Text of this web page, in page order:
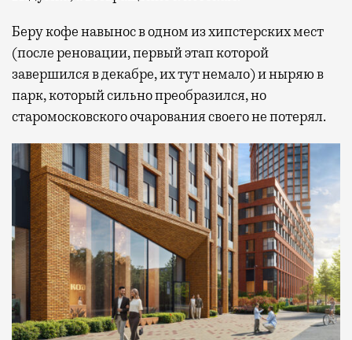
Беру кофе навынос в одном из хипстерских мест
(после реновации, первый этап которой
завершился в декабре, их тут немало) и ныряю в
парк, который сильно преобразился, но
старомосковского очарования своего не потерял.